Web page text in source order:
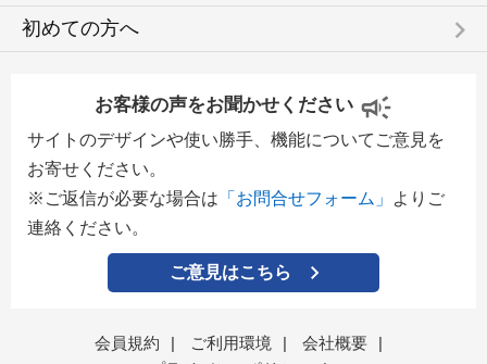
初めての方へ keyboard_arrow_right
お客様の声をお聞かせください
サイトのデザインや使い勝手、機能についてご意見を
お寄せください。
※ご返信が必要な場合は 「お問合せフォーム」
よりご
連絡ください。
ご意見はこちら
会員規約 | ご利用環境 | 会社概要
|